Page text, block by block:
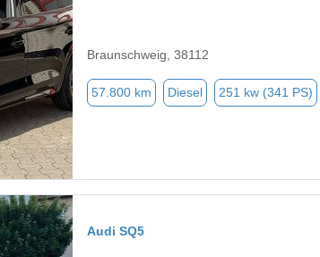
Braunschweig, 38112
57.800 km Diesel 251 kw (341 PS)
Audi SQ5